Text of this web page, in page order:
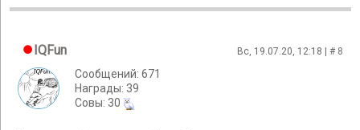
IQFun Вс, 19.07.20, 12:18 | # 8
Сообщений: 671
Награды: 39
Cовы: 30